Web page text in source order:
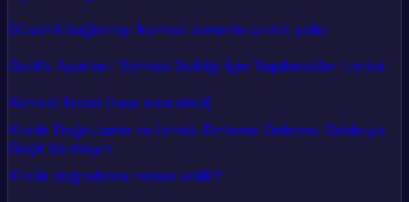
Güvenli bağlantıyı kontrol etmenin pratik yolu
Gizlilik Ayarları: Sohbet Gizliliği İçin Yapılacaklar Listesi
Kontrol listesi (kısa ama etkili)
Kimlik Doğrulama ve İzinsiz Dinleme Önleme: Saldırıya
Geçit Vermeyin
Kimlik doğrulama neden kritik?